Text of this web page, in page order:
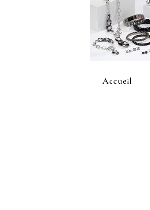
Accueil